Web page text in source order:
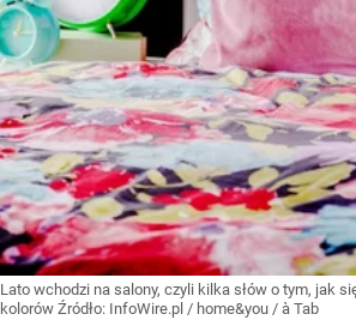
Lato wchodzi na salony, czyli kilka słów o tym, jak
kolorów Źródło: InfoWire.pl / home&you / à Tab